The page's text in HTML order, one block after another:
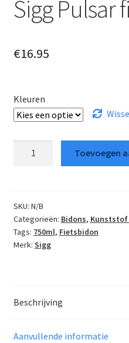
Sigg Pulsar
€16.95
Kleuren
Toevoegen
SKU: N/B
Categorieën: Bidons,
Tags: 750ml, Fietsbidon
Merk: Sigg
Beschrijving
Aanvullende informatie